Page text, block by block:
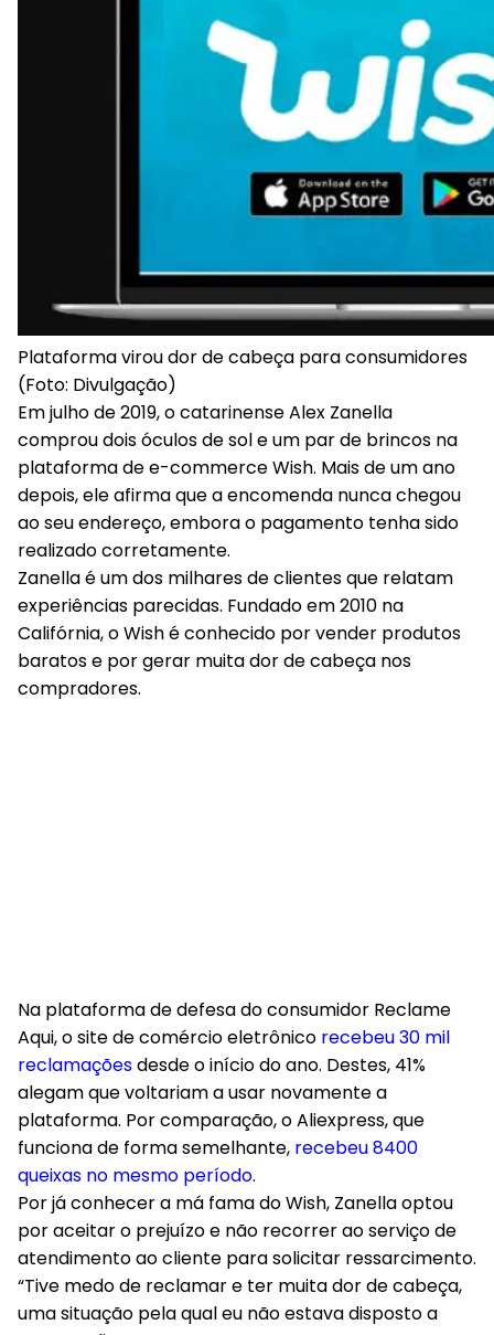
Plataforma virou dor de cabeça para consumidores
(Foto: Divulgação)
Em julho de 2019, o catarinense Alex Zanella
comprou dois óculos de sol e um par de brincos na
plataforma de e-commerce Wish. Mais de um ano
depois, ele afirma que a encomenda nunca chegou
ao seu endereço, embora o pagamento tenha sido
realizado corretamente.
Zanella é um dos milhares de clientes que relatam
experiências parecidas. Fundado em 2010 na
Califórnia, o Wish é conhecido por vender produtos
baratos e por gerar muita dor de cabeça nos
compradores.
Na plataforma de defesa do consumidor Reclame
Aqui, o site de comércio eletrônico recebeu 30 mil
reclamaçõesdesde o início do ano. Destes, 41%
alegam que voltariam a usar novamente a
plataforma. Por comparação, o Aliexpress, que
funciona de forma semelhante, recebeu 8400
queixas no mesmo período.
Por já conhecer a má fama do Wish, Zanella optou
por aceitar o prejuízo e não recorrer ao serviço de
atendimento ao cliente para solicitar ressarcimento.
“Tive medo de reclamar e ter muita dor de cabeça,
uma situação pela qual eu não estava disposto a